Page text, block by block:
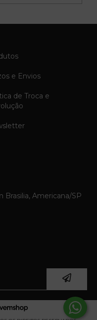
e Envios
de Troca e
Brasilia, Americana/SP